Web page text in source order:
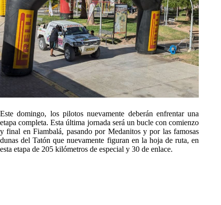
Este domingo, los pilotos nuevamente deberán enfrentar una
etapa completa. Esta última jornada será un bucle con comienzo
y final en Fiambalá, pasando por Medanitos y por las famosas
dunas del Tatón que nuevamente figuran en la hoja de ruta, en
esta etapa de 205 kilómetros de especial y 30 de enlace.